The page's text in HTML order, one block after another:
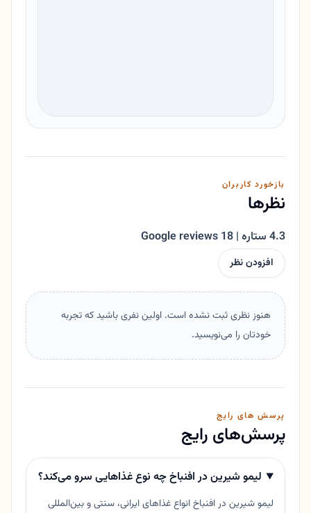
بازخورد کاربران
نظرها
4.3 ستاره | 18 Google reviews
افزودن نظر
هنوز نظری ثبت نشده است. اولین نفری باشید که تجربه
خودتان را می‌نویسید.
پرسش های رایج
پرسش‌های رایج
لیمو شیرین در افنباخ چه نوع غذاهایی سرو می‌کند؟
لیمو شیرین در افنباخ انواع غذاهای ایرانی، سنتی و بین‌المللی